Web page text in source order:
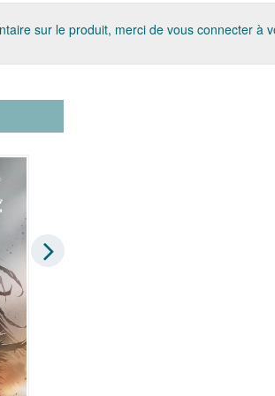
sur le produit, merci de vous connecter à